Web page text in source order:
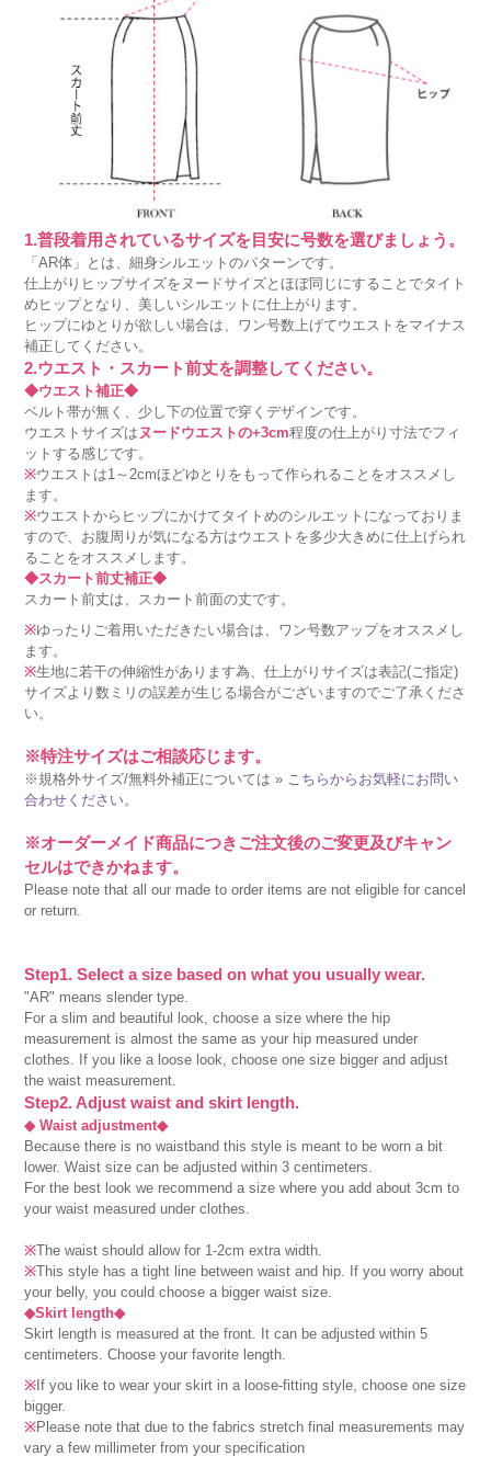
1.普段着用されているサイズを目安に号数を選びましょう。
「AR体」とは、細身シルエットのパターンです。
仕上がりヒップサイズをヌードサイズとほぼ同じにすることでタイト
めヒップとなり、美しいシルエットに仕上がります。
ヒップにゆとりが欲しい場合は、ワン号数上げてウエストをマイナス
補正してください。
2.ウエスト・スカート前丈を調整してください。
◆ウエスト補正◆
ベルト帯が無く、少し下の位置で穿くデザインです。
ウエストサイズは ヌードウエストの+3cm程度の仕上がり寸法でフィ
ットする感じです。
※ウエストは1～2cmほどゆとりをもって作られることをオススメし
ます。
※ウエストからヒップにかけてタイトめのシルエットになっておりま
すので、お腹周りが気になる方はウエストを多少大きめに仕上げられ
ることをオススメします。
◆スカート前丈補正◆
スカート前丈は、スカート前面の丈です。
※ゆったりご着用いただきたい場合は、ワン号数アップをオススメし
ます。
※生地に若干の伸縮性があります為、仕上がりサイズは表記(ご指定)
サイズより数ミリの誤差が生じる場合がございますのでご了承くださ
い。
※特注サイズはご相談応じます。
※規格外サイズ/無料外補正については » こちらからお気軽にお問い
合わせください。
※オーダーメイド商品につきご注文後のご変更及びキャン
セルはできかねます。
Please note that all our made to order items are not eligible for cancel
or return.
Step1. Select a size based on what you usually wear.
"AR" means slender type.
For a slim and beautiful look, choose a size where the hip
measurement is almost the same as your hip measured under
clothes. If you like a loose look, choose one size bigger and adjust
the waist measurement.
Step2. Adjust waist and skirt length.
◆ Waist adjustment◆
Because there is no waistband this style is meant to be worn a bit
lower. Waist size can be adjusted within 3 centimeters.
For the best look we recommend a size where you add about 3cm to
your waist measured under clothes.
※The waist should allow for 1-2cm extra width.
※This style has a tight line between waist and hip. If you worry about
your belly, you could choose a bigger waist size.
◆Skirt length◆
Skirt length is measured at the front. It can be adjusted within 5
centimeters. Choose your favorite length.
※If you like to wear your skirt in a loose-fitting style, choose one size
bigger.
※Please note that due to the fabrics stretch final measurements may
vary a few millimeter from your specification